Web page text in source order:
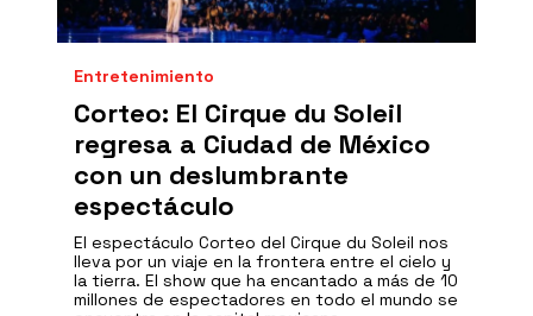
Entretenimiento
Corteo: El Cirque du Soleil
regresa a Ciudad de México
con un deslumbrante
espectáculo
El espectáculo Corteo del Cirque du Soleil nos
lleva por un viaje en la frontera entre el cielo y
la tierra. El show que ha encantado a más de 10
millones de espectadores en todo el mundo se